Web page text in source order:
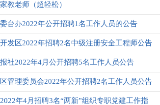
教老师（超轻松）
台办2022年公开招聘1名工作人员的公告
发区2022年招聘2名中级注册安全工程师公告
社2022年4月公开招聘5名工作人员公告
管理委员会2022年公开招聘2名工作人员公告
年4月招聘3名“两新”组织专职党建工作指